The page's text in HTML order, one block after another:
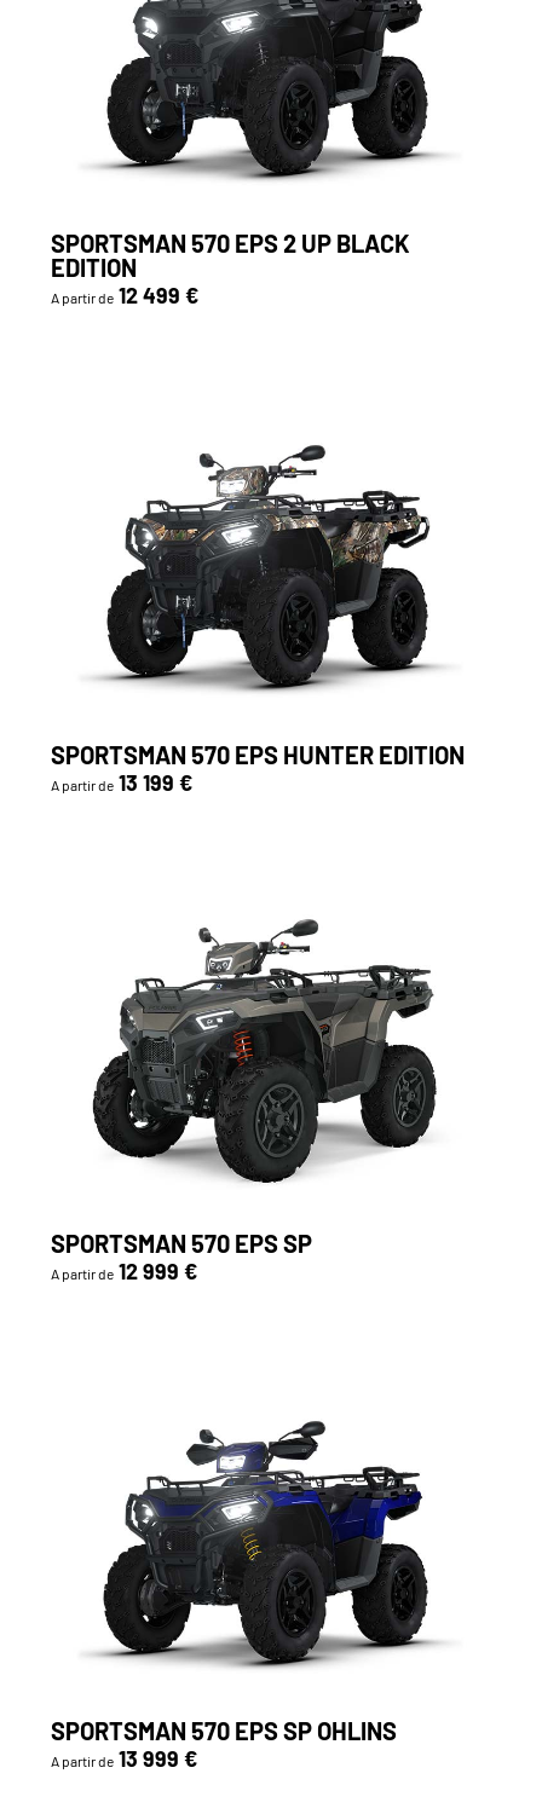
SPORTSMAN 570 EPS 2 UP BLACK
EDITION
A partir de 12 499 €
SPORTSMAN 570 EPS HUNTER EDITION
A partir de 13 199 €
SPORTSMAN 570 EPS SP
A partir de 12 999 €
SPORTSMAN 570 EPS SP OHLINS
A partir de 13 999 €